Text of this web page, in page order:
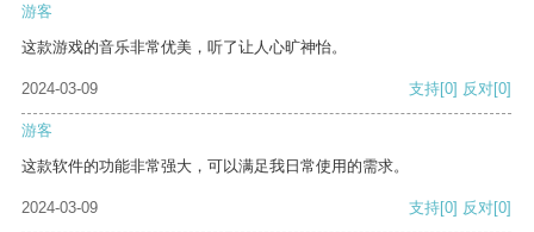
游客
这款游戏的音乐非常优美，听了让人心旷神怡。
2024-03-09 支持[0] 反对[0]
游客
这款软件的功能非常强大，可以满足我日常使用的需求。
2024-03-09 支持[0] 反对[0]